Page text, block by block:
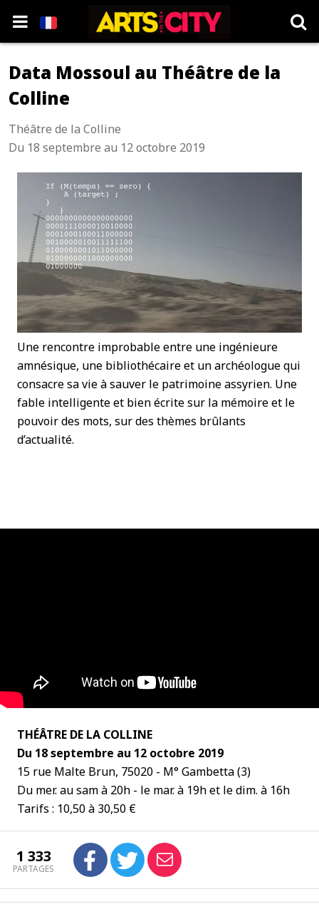
Data Mossoul au Théâtre de la
Colline
Théâtre de la Colline
Du 18 septembre au 12 octobre 2019
Une rencontre improbable entre une ingénieure
amnésique, une bibliothécaire et un archéologue qui
consacre sa vie à sauver le patrimoine assyrien. Une
fable intelligente et bien écrite sur la mémoire et le
pouvoir des mots, sur des thèmes brûlants
d’actualité.
THÉÂTRE DE LA COLLINE
Du 18 septembre au 12 octobre 2019
15 rue Malte Brun, 75020 - M° Gambetta (3)
Du mer. au sam à 20h - le mar. à 19h et le dim. à 16h
Tarifs : 10,50 à 30,50 €
1 333
PARTAGES